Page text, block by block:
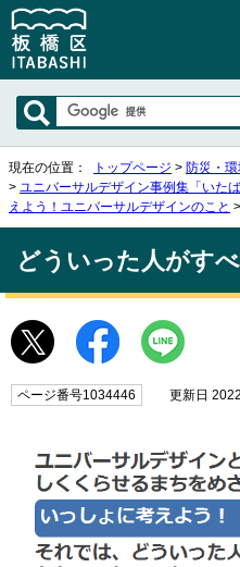
現在の位置： トップページ > 防災・
> ユニバーサルデザイン事例集「いた
えよう！ユニバーサルデザインのこと
どういった人がす
ページ番号1034446 更新日 2022